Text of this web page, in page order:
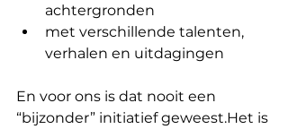
achtergronden
met verschillende talenten,
verhalen en uitdagingen
En voor ons is dat nooit een
“bijzonder” initiatief geweest.Het is